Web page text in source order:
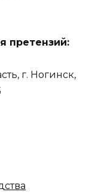
претензий:
г. Ногинск,